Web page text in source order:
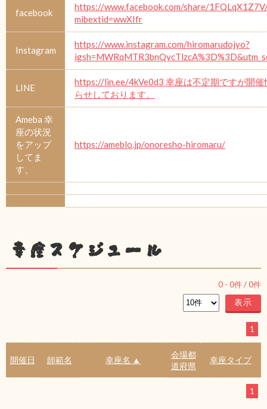
facebook
https://www.facebook.com/share/
mibextid=wwXIfr
Instagram
https://www.instagram.com/hiromarudojyo?
LINE
https://lin.ee/4kVe0d3 幸座は不定期ですが開催
らせしております。
Ameba 幸
座の状況
をアップ
してま
す、
https://ameblo.jp/onoresho-hiromaru/
幸座スケジュール
0 - 0件 /0件
1
開催日 師範名 幸座名 ▲
会場都
道府県
幸座タイプ
1